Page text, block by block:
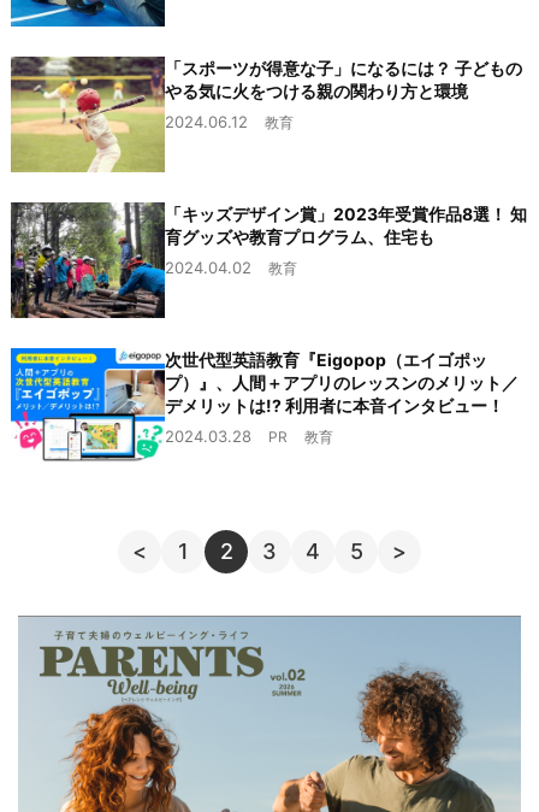
「スポーツが得意な子」になるには？ 子どもの
やる気に火をつける親の関わり方と環境
2024.06.12 教育
「キッズデザイン賞」2023年受賞作品8選！ 知
育グッズや教育プログラム、住宅も
2024.04.02 教育
次世代型英語教育『Eigopop（エイゴポッ
プ）』、人間＋アプリのレッスンのメリット／
デメリットは!? 利用者に本音インタビュー！
2024.03.28 PR 教育
< 1 2 3 4 5 >